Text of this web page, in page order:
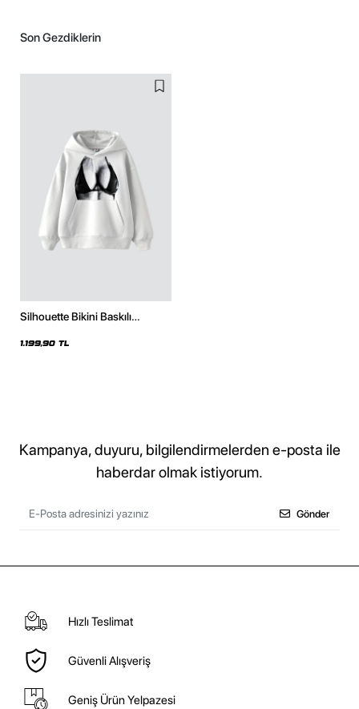
Son Gezdiklerin
Silhouette Bikini Baskılı
1.199,90 TL
Kampanya, duyuru, bilgilendirmelerden e-posta ile
haberdar olmak istiyorum.
Gönder
Hızlı Teslimat
Güvenli Alışveriş
Geniş Ürün Yelpazesi